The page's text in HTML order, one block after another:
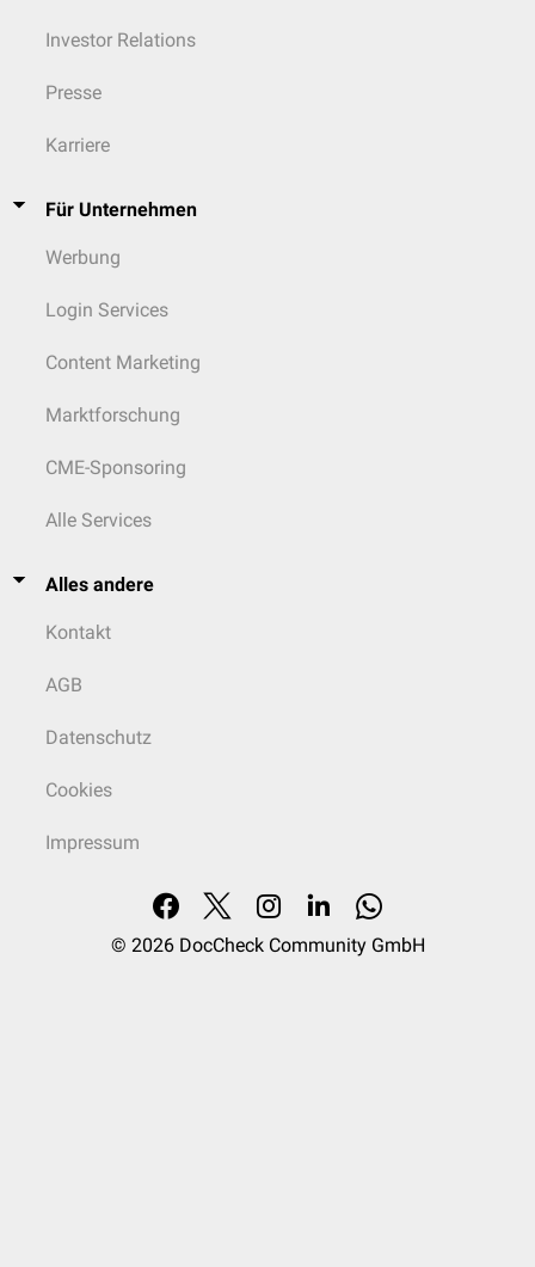
Investor Relations
Presse
Karriere
Für Unternehmen
Werbung
Login Services
Content Marketing
Marktforschung
CME-Sponsoring
Alle Services
Alles andere
Kontakt
AGB
Datenschutz
Cookies
Impressum
© 2026 DocCheck Community GmbH